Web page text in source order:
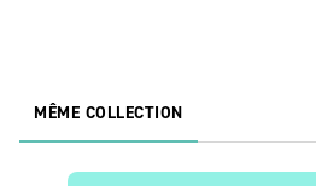
MÊME COLLECTION